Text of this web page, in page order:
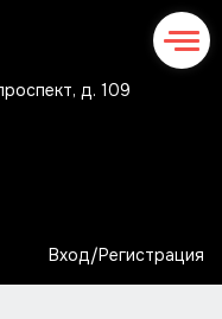
д. 109
Вход/Регистрация